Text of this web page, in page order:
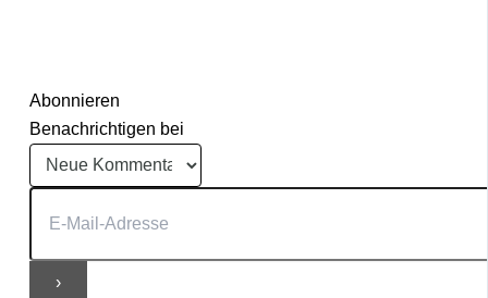
Abonnieren
Benachrichtigen bei